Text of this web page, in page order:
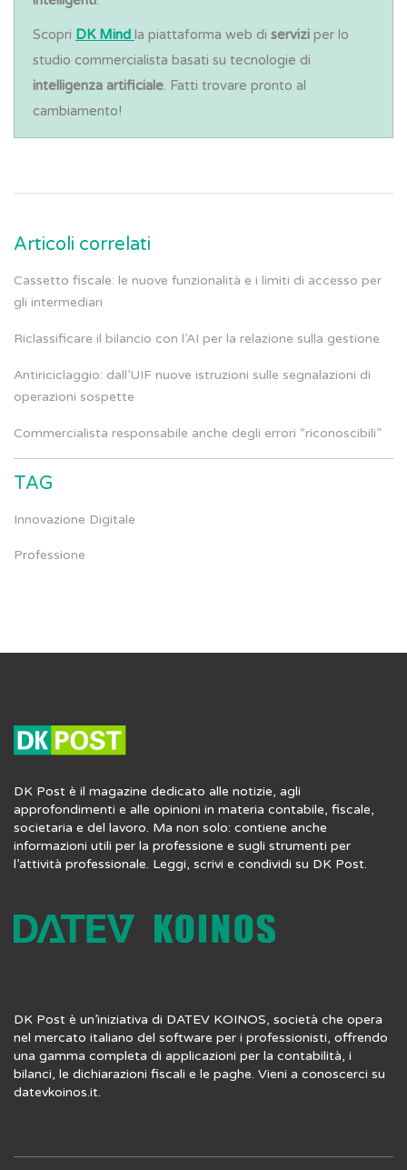
Scopri DK Mind la piattaforma web di servizi per lo
studio commercialista basati su tecnologie di
intelligenza artificiale . Fatti trovare pronto al
cambiamento!
Articoli correlati
Cassetto fiscale: le nuove funzionalità e i limiti di accesso per
gli intermediari
Riclassificare il bilancio con l’AI per la relazione sulla gestione
Antiriciclaggio: dall’UIF nuove istruzioni sulle segnalazioni di
operazioni sospette
Commercialista responsabile anche degli errori “riconoscibili”
TAG
Innovazione Digitale
Professione
DK Post è il magazine dedicato alle notizie, agli
approfondimenti e alle opinioni in materia contabile, fiscale,
societaria e del lavoro. Ma non solo: contiene anche
informazioni utili per la professione e sugli strumenti per
l’attività professionale. Leggi, scrivi e condividi su DK Post.
DK Post è un’iniziativa di DATEV KOINOS, società che opera
nel mercato italiano del software per i professionisti, offrendo
una gamma completa di applicazioni per la contabilità, i
bilanci, le dichiarazioni fiscali e le paghe. Vieni a conoscerci su
datevkoinos.it.